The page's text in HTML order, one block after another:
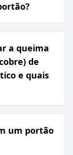
a queima
de
e quais
um portão